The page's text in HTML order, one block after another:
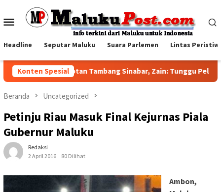
konten
Menu
Headline Seputar Maluku Suara Parlemen Lintas
Konten Spesial
Jawab Sorotan Tambang Sinabar, Zain: Tunggu
Beranda Uncategorized
Petinju Riau Masuk Final Kejurnas Piala
Gubernur Maluku
Redaksi
2 April 2016
80 Dilihat
Ambon,